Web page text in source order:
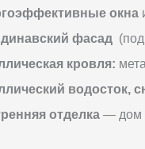
окна
фасад
кровля:
водосток,
отделка — дом